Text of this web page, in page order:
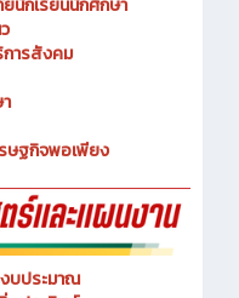
กเรียนนักศึกษา
ร
ษฐกิจพอเพียง